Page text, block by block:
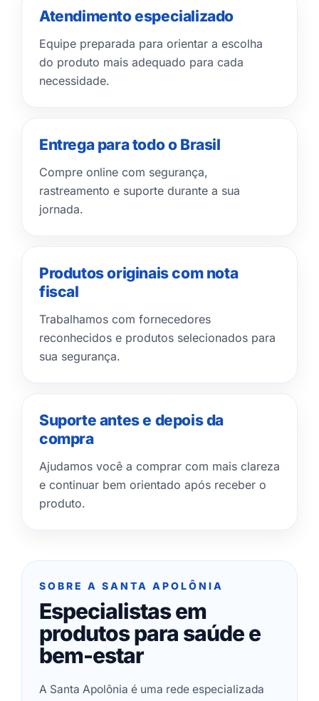
Atendimento especializado
Equipe preparada para orientar a escolha
do produto mais adequado para cada
necessidade.
Entrega para todo o Brasil
Compre online com segurança,
rastreamento e suporte durante a sua
jornada.
Produtos originais com nota
fiscal
Trabalhamos com fornecedores
reconhecidos e produtos selecionados para
sua segurança.
Suporte antes e depois da
compra
Ajudamos você a comprar com mais clareza
e continuar bem orientado após receber o
produto.
SOBRE A SANTA APOLÔNIA
Especialistas em
produtos para saúde e
bem-estar
A Santa Apolônia é uma rede especializada